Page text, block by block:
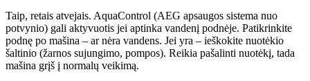
Taip, retais atvejais. AquaControl (AEG apsaugos sistema nuo
potvynio) gali aktyvuotis jei aptinka vandenį podnėje. Patikrinkite
podnę po mašina – ar nėra vandens. Jei yra – ieškokite nuotėkio
šaltinio (žarnos sujungimo, pompos). Reikia pašalinti nuotėkį, tada
mašina grįš į normalų veikimą.